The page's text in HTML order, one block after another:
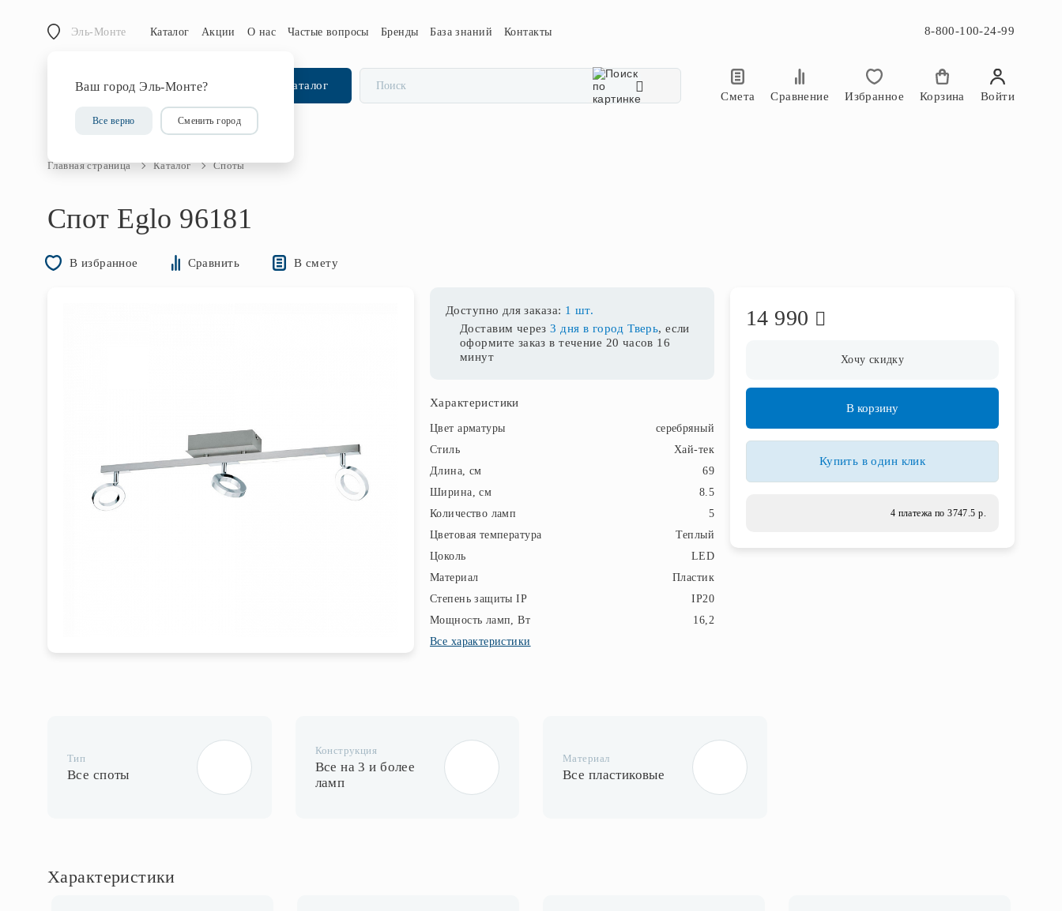
Эль-Монте
Ваш город Эль-Монте?
Все верно Сменить город
Каталог Акции О нас Частые вопросы Бренды База знаний Контакты 8-800-100-24-99
Каталог
Смета
Сравнение Избранное Корзина Войти
Главная страница Каталог Споты
Спот Eglo 96181
В избранное Сравнить В смету
Доступно для заказа: 1 шт.
Доставим через3 дня в город Тверь, если
оформите заказ в течение 20 часов 16
минут
Характеристики
Цвет арматуры
серебряный
Стиль
Хай-тек
Длина, см
69
Ширина, см
8.5
Количество ламп
5
Цветовая температура
Теплый
Цоколь
LED
Материал
Пластик
Степень защиты IP
IP20
Мощность ламп, Вт
16,2
Все характеристики
14 990
Хочу скидку
В корзину
Купить в один клик
4 платежа по 3747.5 р.
Тип
Все споты
Конструкция
Все на 3 и более
ламп
Материал
Все пластиковые
Характеристики